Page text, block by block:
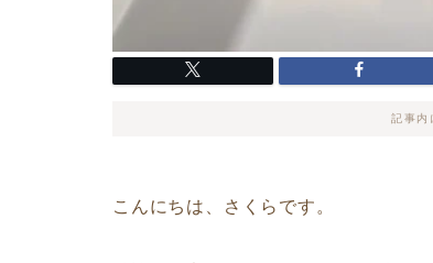
記事内
こんにちは、さくらです。